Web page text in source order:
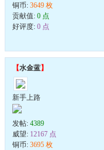
铜币: 3649 枚
贡献值: 0 点
好评度: 0 点
【水金蓝】
新手上路
发帖: 4389
威望: 12167 点
铜币: 3695 枚